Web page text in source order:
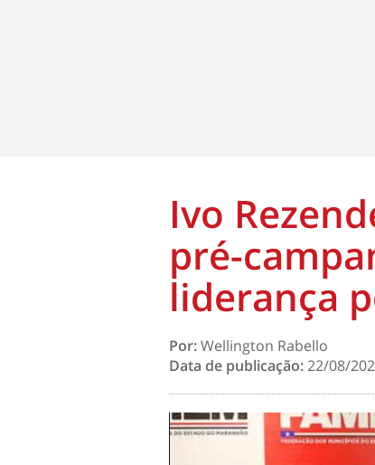
Ivo
pré-
liderança
Por:Wellington Rabello
Data de publicação:22/08/